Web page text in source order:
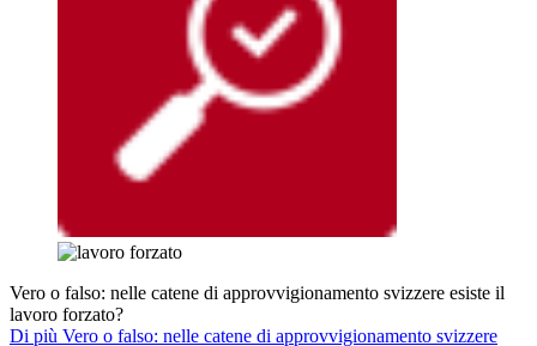
Vero o falso: nelle catene di approvvigionamento svizzere esiste il
lavoro forzato?
Di più Vero o falso: nelle catene di approvvigionamento svizzere